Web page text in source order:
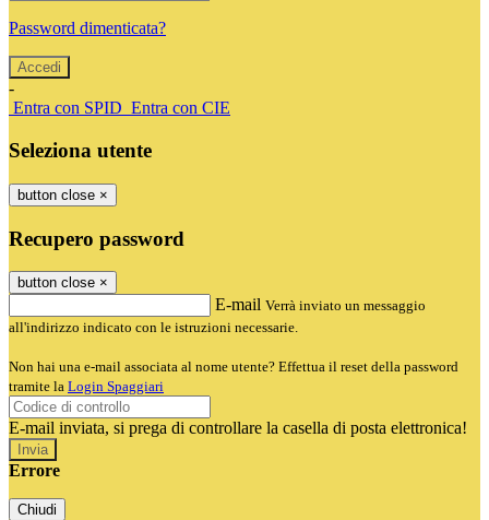
Password dimenticata?
-
Entra con SPID Entra con CIE
Seleziona utente
button close ×
Recupero password
button close ×
E-mail Verrà inviato un messaggio
all'indirizzo indicato con le istruzioni necessarie.
Non hai una e-mail associata al nome utente? Effettua il reset della password
tramite la Login Spaggiari
E-mail inviata, si prega di controllare la casella di posta elettronica!
Errore
Chiudi